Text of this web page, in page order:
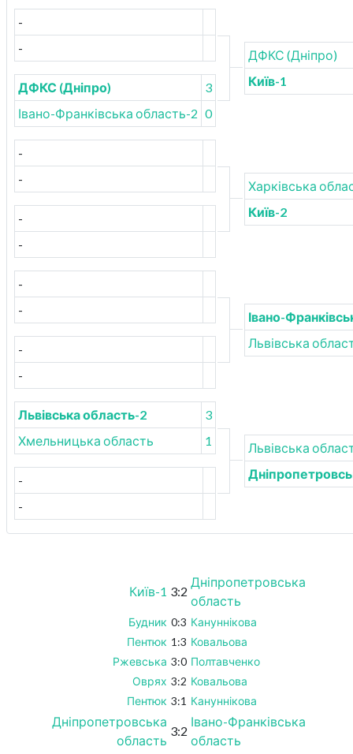
-
-
ДФКС (Дніпро)
3
Івано-Франківська область-2 0
-
-
-
-
-
-
-
-
Львівська область-2
3
Хмельницька область
1
-
-
ДФКС (Дніпро)
Київ-1
Харківська
Київ-2
Івано-
Львівська
Львівська
Київ-1 3:2
Дніпропетровська
область
Будник 0:3 Кануннікова
Пентюк 1:3 Ковальова
Ржевська 3:0 Полтавченко
Оврях 3:2 Ковальова
Пентюк 3:1 Кануннікова
Дніпропетровська
область
3:2
Івано-Франківська
область